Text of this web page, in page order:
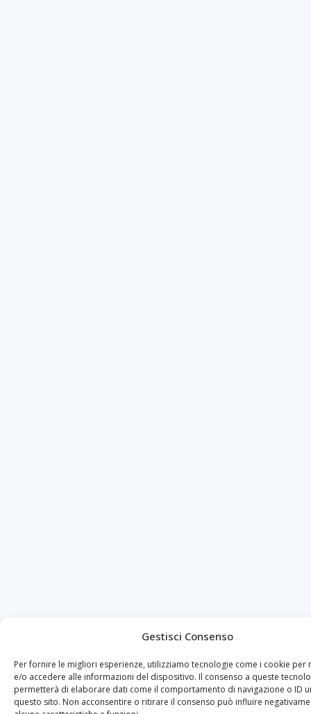
Gestisci Consenso
Per fornire le migliori esperienze, utilizziamo tecnologie come i cookie per
e/o accedere alle informazioni del dispositivo. Il consenso a queste
permetterà di elaborare dati come il comportamento di navigazione o ID
questo sito. Non acconsentire o ritirare il consenso può influire